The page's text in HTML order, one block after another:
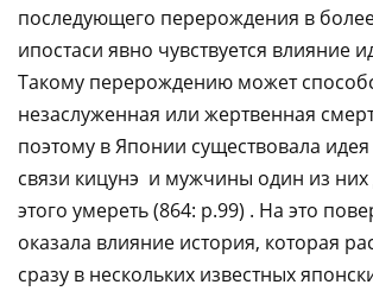
последующего перерождения в
ипостаси явно чувствуется влияние
Такому перерождению может
незаслуженная или жертвенная
поэтому в Японии существовала
связи кицунэ и мужчины один из
этого умереть (864: p.99) . На это
оказала влияние история, которая
сразу в нескольких известных